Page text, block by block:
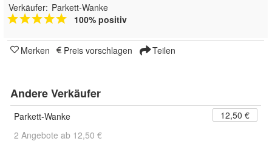
Verkäufer: Parkett-Wanke
100% positiv
Merken Preis vorschlagen Teilen
Andere Verkäufer
Parkett-Wanke
12,50 €
2 Angebote ab 12,50 €